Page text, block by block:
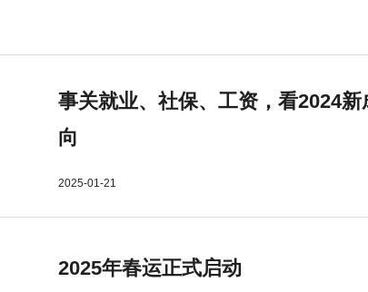
事关就业、社保、工资，看2024
向
2025-01-21
2025年春运正式启动